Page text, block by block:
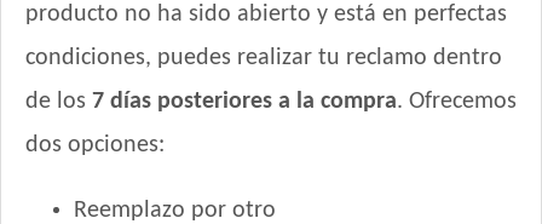
producto no ha sido abierto y está en perfectas
condiciones, puedes realizar tu reclamo dentro
de los 7 días posteriores a la compra. Ofrecemos
dos opciones:
Reemplazo por otro